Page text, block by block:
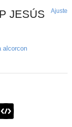
JESÚS
Ajuste
alcorcon